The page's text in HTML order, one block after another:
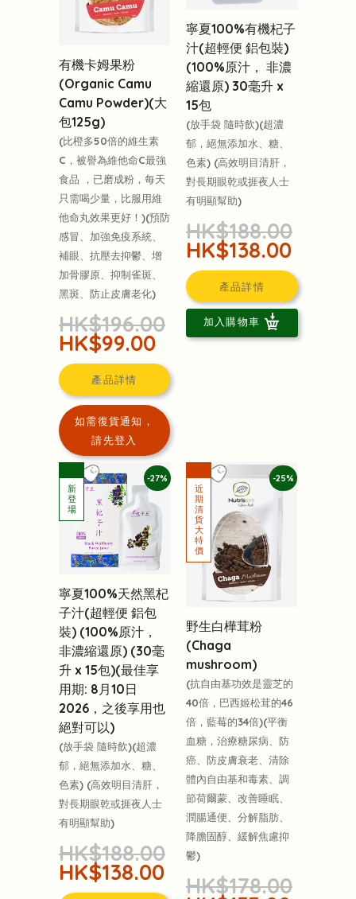
有機卡姆果粉
(Organic Camu
Camu Powder)(大
包125g)
(比橙多50倍的維生素
C，被譽為維他命C最強
食品 ，已磨成粉，每天
只需喝少量，比服用維
他命丸效果更好！)(預防
感冒、加強免疫系統、
補眼、抗壓去抑鬱、增
加骨膠原、抑制雀斑、
黑斑、防止皮膚老化)
HK$196.00
HK$99.00
產品詳情
如需復貨通知，
請先登入
寧夏100%有機杞子
汁(超輕便 鋁包裝)
(100%原汁， 非濃
縮還原) 30毫升 x
15包
(放手袋 隨時飲)(超濃
郁，絕無添加水、糖、
色素) (高效明目清肝，
對長期眼乾或捱夜人士
有明顯幫助)
HK$188.00
HK$138.00
產品詳情
加入購物車
-27%
寧夏100%天然黑杞
子汁(超輕便 鋁包
裝) (100%原汁，
非濃縮還原) (30毫
升 x 15包)(最佳享
用期: 8月10日
2026，之後享用也
絕對可以)
(放手袋 隨時飲)(超濃
郁，絕無添加水、糖、
色素) (高效明目清肝，
對長期眼乾或捱夜人士
有明顯幫助)
HK$188.00
HK$138.00
-25%
野生白樺茸粉
(Chaga
mushroom)
(抗自由基功效是靈芝的
40倍，巴西姬松茸的46
倍，藍莓的34倍)(平衡
血糖，治療糖尿病、防
癌、防皮膚衰老、清除
體內自由基和毒素、調
節荷爾蒙、改善睡眠、
潤腸通便、分解脂肪、
降膽固醇、緩解焦慮抑
鬱)
HK$178.00